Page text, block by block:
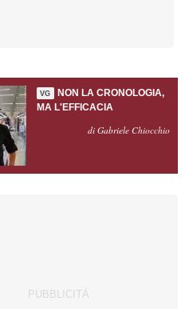
VG
NON LA CRONOLOGIA,
MA L'EFFICACIA
di Gabriele Chiocchio